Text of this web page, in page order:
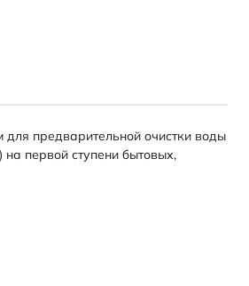
предварительной очистки воды
первой ступени бытовых,